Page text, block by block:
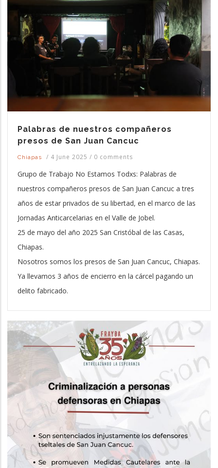
Palabras de nuestros compañeros
presos de San Juan Cancuc
Chiapas / 4 June 2025 / 0 comments
Grupo de Trabajo No Estamos Todxs: Palabras de
nuestros compañeros presos de San Juan Cancuc a tres
años de estar privados de su libertad, en el marco de las
Jornadas Anticarcelarias en el Valle de Jobel.
25 de mayo del año 2025 San Cristóbal de las Casas,
Chiapas.
Nosotros somos los presos de San Juan Cancuc, Chiapas.
Ya llevamos 3 años de encierro en la cárcel pagando un
delito fabricado.